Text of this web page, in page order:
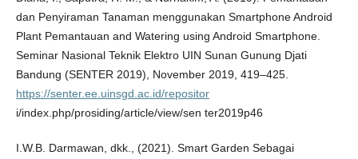
dan Penyiraman Tanaman menggunakan Smartphone Android
Plant Pemantauan and Watering using Android Smartphone.
Seminar Nasional Teknik Elektro UIN Sunan Gunung Djati
Bandung (SENTER 2019), November 2019, 419–425.
https://senter.ee.uinsgd.ac.id/repositor
i/index.php/prosiding/article/view/sen ter2019p46
I.W.B. Darmawan, dkk., (2021). Smart Garden Sebagai